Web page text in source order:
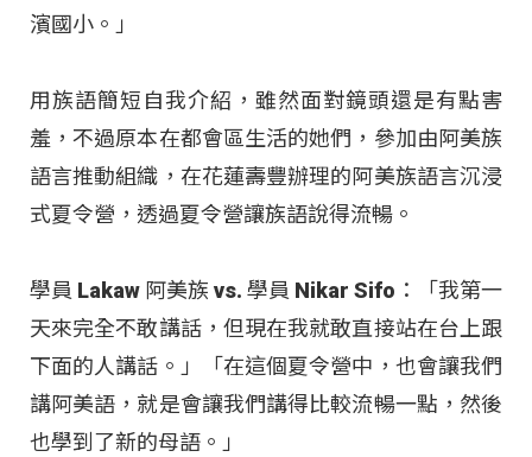
濱國小。」
用族語簡短自我介紹，雖然面對鏡頭還是有點害
羞，不過原本在都會區生活的她們，參加由阿美族
語言推動組織，在花蓮壽豐辦理的阿美族語言沉浸
式夏令營，透過夏令營讓族語說得流暢。
學員 Lakaw 阿美族 vs. 學員 Nikar Sifo：「我第一
天來完全不敢講話，但現在我就敢直接站在台上跟
下面的人講話。」「在這個夏令營中，也會讓我們
講阿美語，就是會讓我們講得比較流暢一點，然後
也學到了新的母語。」